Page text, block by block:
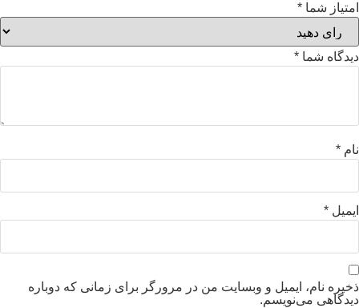
امتیاز شما *
دیدگاه شما *
نام *
ایمیل *
ذخیره نام، ایمیل و وبسایت من در مرورگر برای زمانی که دوباره
دیدگاهی می‌نویسم.